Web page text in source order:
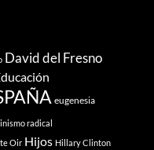
David del Fresno
eugenesia
radical
Oir Hijos Hillary Clinton